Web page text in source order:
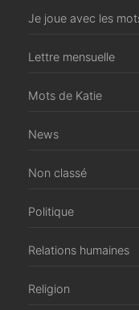
Je joue avec les
Lettre mensuelle
Mots de Katie
News
Non classé
Politique
Relations humaines
Religion